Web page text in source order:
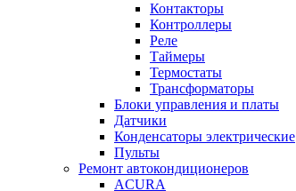
Контакторы
Контроллеры
Реле
Таймеры
Термостаты
Трансформаторы
Блоки управления и платы
Датчики
Конденсаторы электрические
Пульты
Ремонт автокондиционеров
ACURA